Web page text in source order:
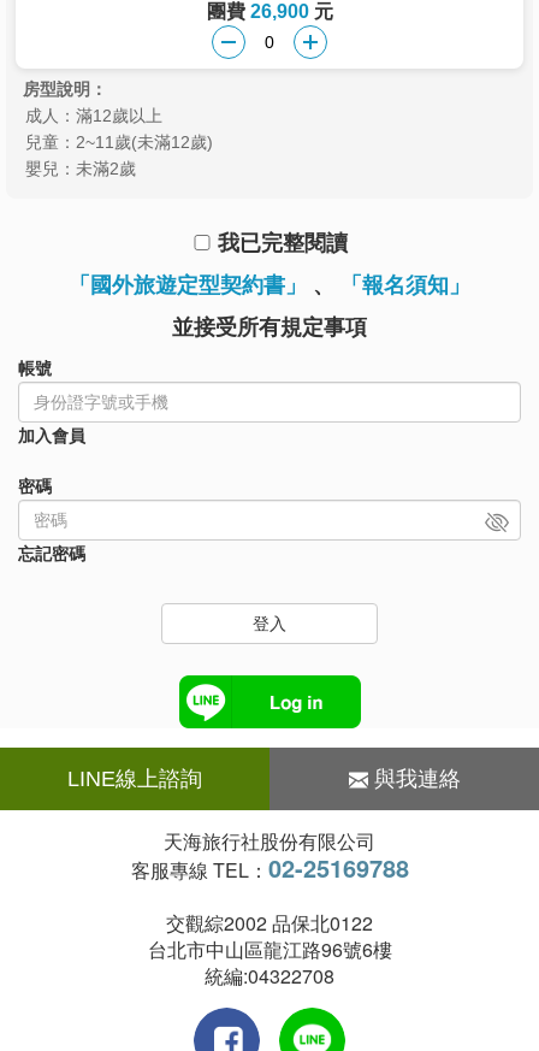
團費 26,900元
房型說明：
成人：滿12歲以上
兒童：2~11歲(未滿12歲)
嬰兒：未滿2歲
我已完整閱讀
「國外旅遊定型契約書」
、
「報名須知」
並接受所有規定事項
帳號
加入會員
密碼
忘記密碼
登入
LINE線上諮詢 與我連絡
天海旅行社股份有限公司
客服專線 TEL： 02-25169788
交觀綜2002 品保北0122
台北市中山區龍江路96號6樓
統編:04322708